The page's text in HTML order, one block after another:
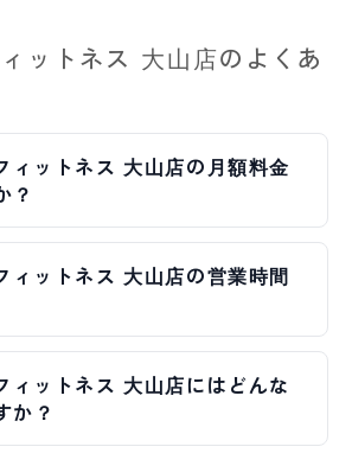
ットネス 大山店のよくあ
ィットネス 大山店の月額料金
？
ィットネス 大山店の営業時間
ィットネス 大山店にはどんな
か？